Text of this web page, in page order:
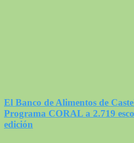
El Banco de Alimentos de
Programa CORAL a 2.719
edición